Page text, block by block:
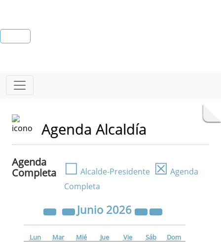
Agenda Alcaldía
Agenda
Completa
☐ Alcalde-Presidente ☒ Agenda
Completa
Junio 2026
Lun Mar Mié Jue Vie Sáb Dom